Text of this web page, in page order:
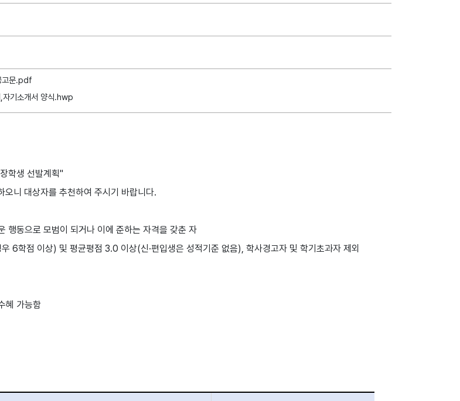
고문.pdf
자기소개서 양식.hwp
학생 선발계획"
니 대상자를 추천하여 주시기 바랍니다.
행동으로 모범이 되거나 이에 준하는 자격을 갖춘 자
6학점 이상) 및 평균평점 3.0 이상(신·편입생은 성적기준 없음), 학사경고자 및 학기초과자 제외
혜 가능함